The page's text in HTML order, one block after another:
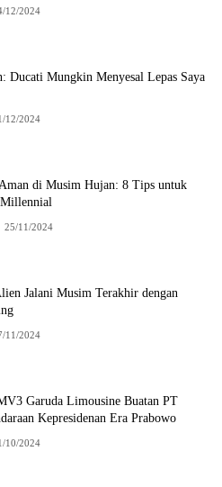
12/2024
Ducati Mungkin Menyesal Lepas Saya
12/2024
di Musim Hujan: 8 Tips untuk
Millennial
25/11/2024
Jalani Musim Terakhir dengan
11/2024
Garuda Limousine Buatan PT
Kepresidenan Era Prabowo
10/2024